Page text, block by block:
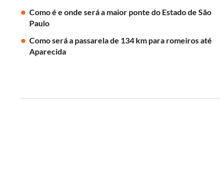
Como é e onde será a maior ponte do Estado de São
Paulo
Como será a passarela de 134 km para romeiros até
Aparecida